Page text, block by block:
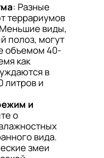
: Разные
террариумов
виды,
полоз, могут
объемом 40-
как
в
литров и
и
о
вида.
змеи